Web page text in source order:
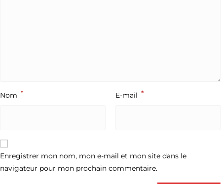
Nom * E-mail *
Enregistrer mon nom, mon e-mail et mon site dans le
navigateur pour mon prochain commentaire.